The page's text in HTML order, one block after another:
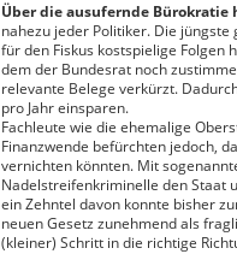
Über die ausufernde Bürokratie
nahezu jeder Politiker. Die
für den Fiskus kostspielige Folgen
dem der Bundesrat noch
relevante Belege verkürzt.
pro Jahr einsparen.
Fachleute wie die ehemalige
Finanzwende befürchten jedoch,
vernichten könnten. Mit
Nadelstreifenkriminelle den Staat
ein Zehntel davon konnte bisher
neuen Gesetz zunehmend als
(kleiner) Schritt in die richtige